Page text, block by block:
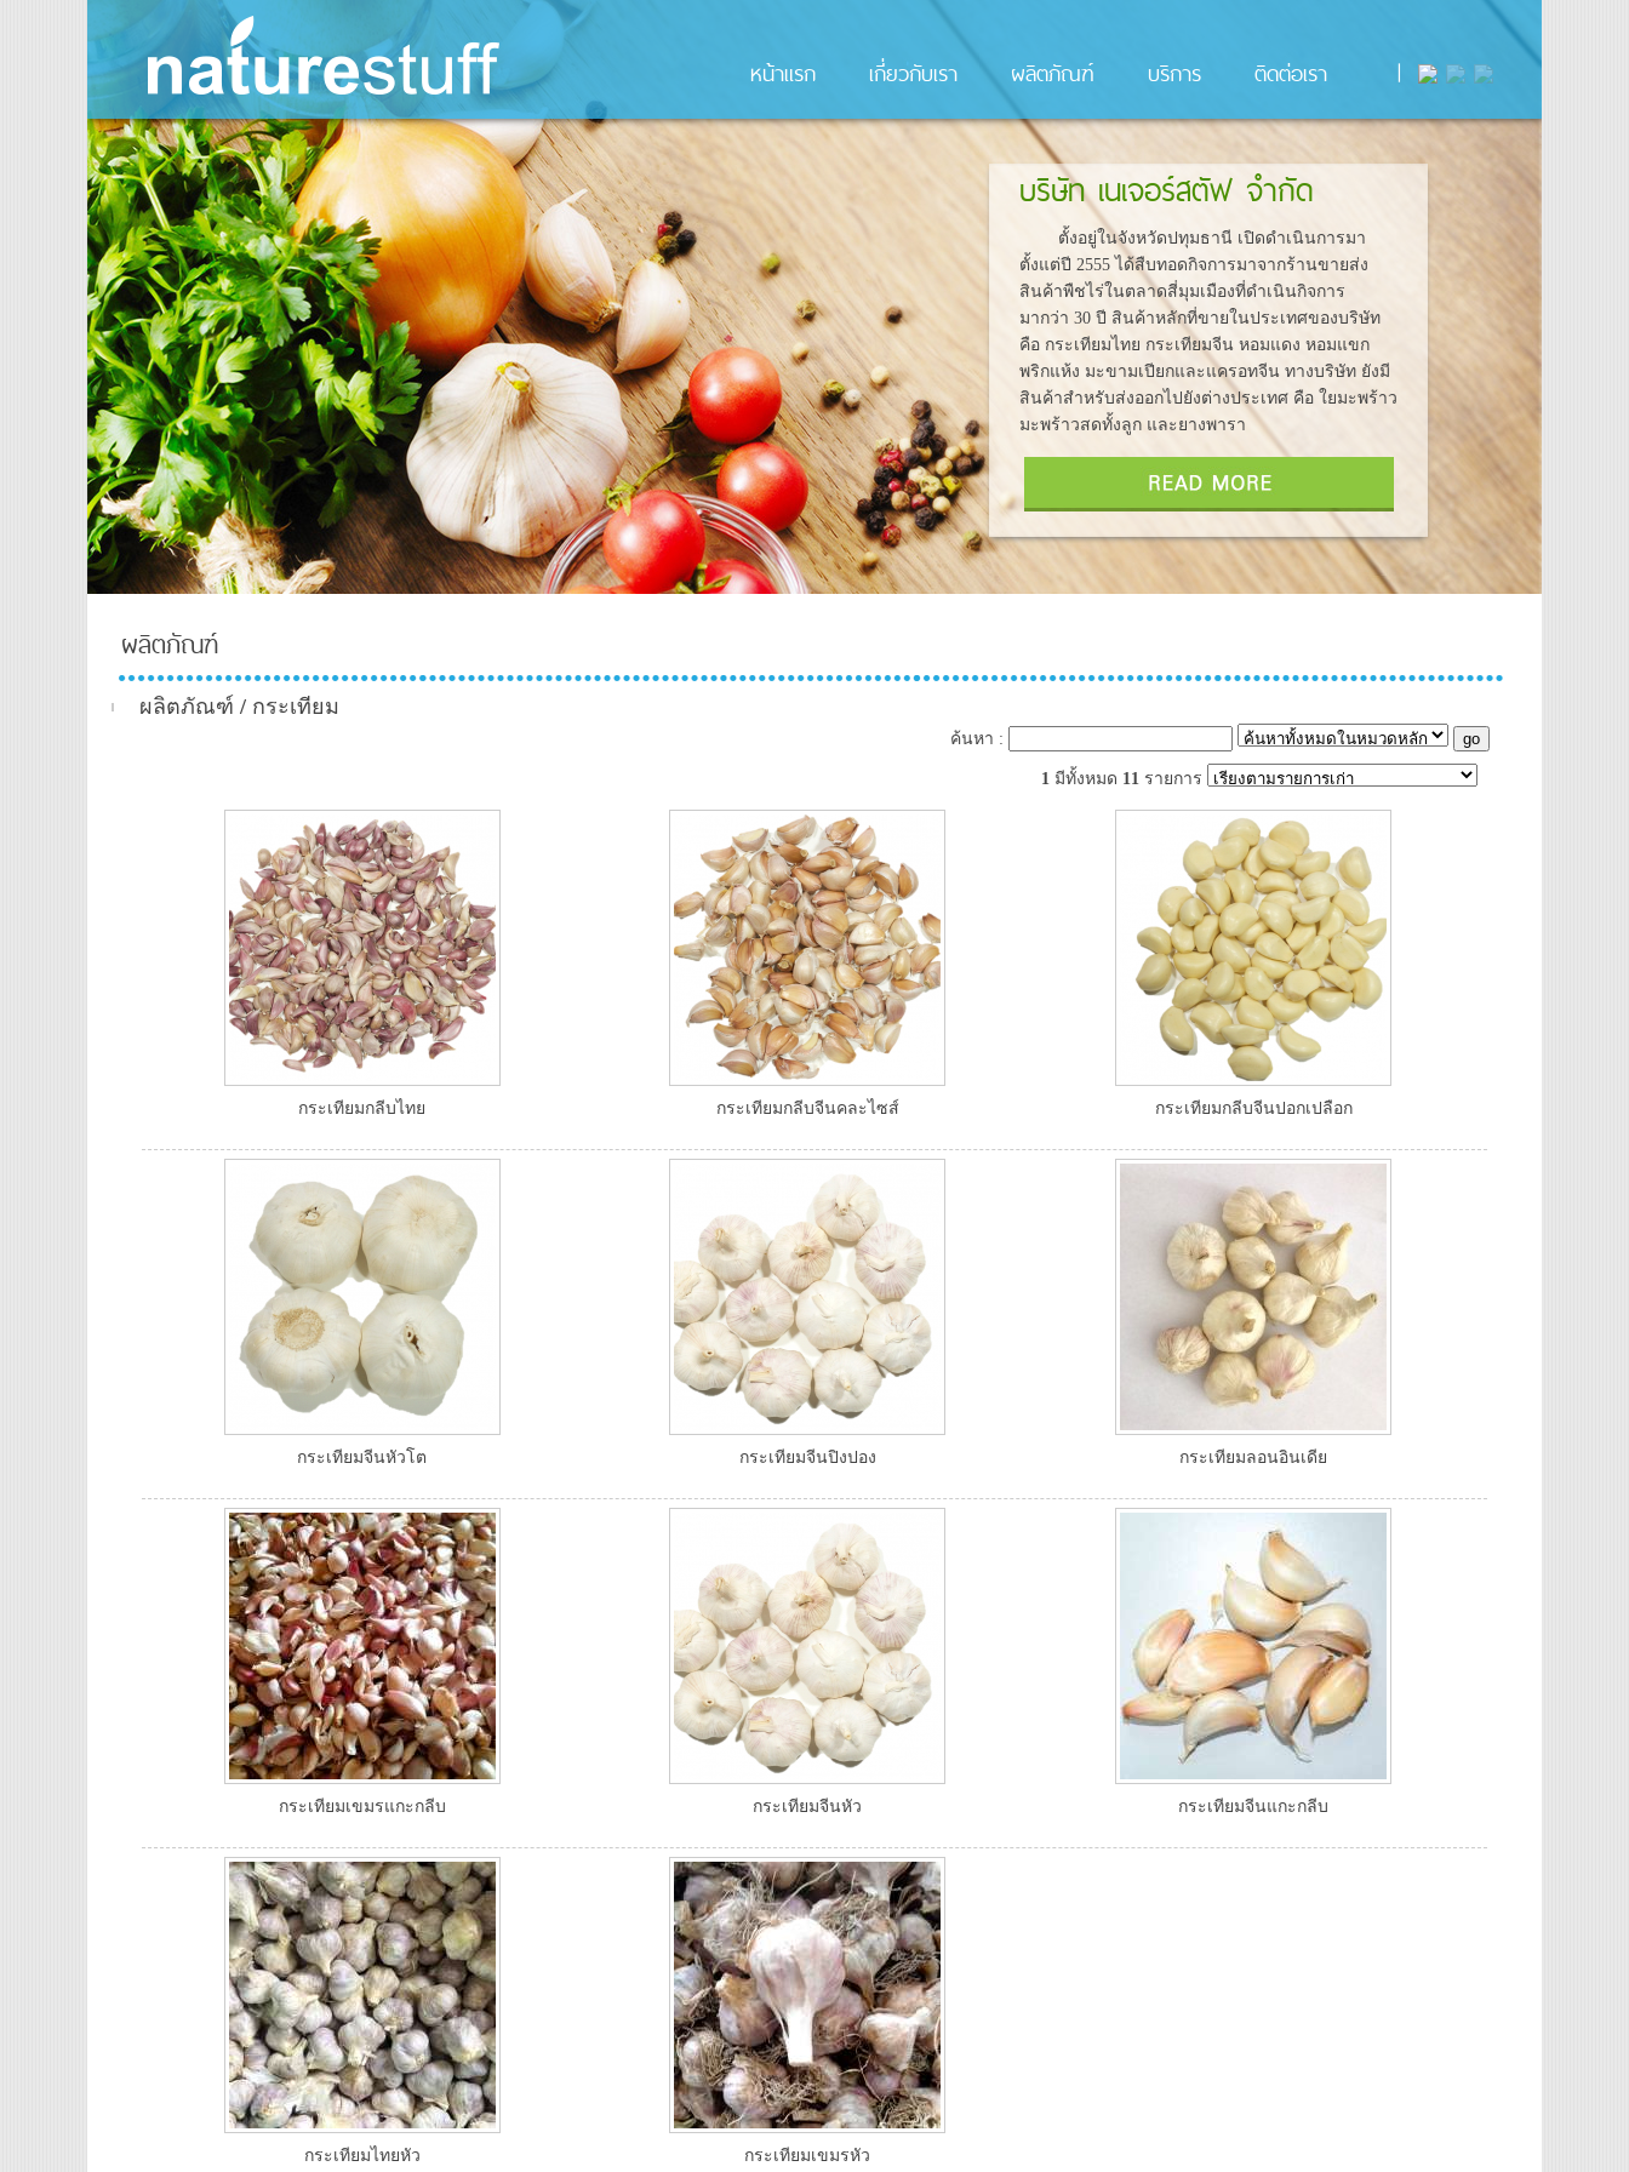
|
หน้าแรก เกี่ยวกับเรา ผลิตภัณฑ์ บริการ ติดต่อเรา
About-
Us-TH
บริษัท เนเจอร์สตัฟ จำกัด
ตั้งอยู่ในจังหวัดปทุมธานี เปิดดำเนินการมา
ตั้งแต่ปี 2555 ได้สืบทอดกิจการมาจากร้านขายส่ง
สินค้าพืชไร่ในตลาดสี่มุมเมืองที่ดำเนินกิจการ
มากว่า 30 ปี สินค้าหลักที่ขายในประเทศของบริษัท
คือ กระเทียมไทย กระเทียมจีน หอมแดง หอมแขก
พริกแห้ง มะขามเปียกและแครอทจีน ทางบริษัท ยังมี
สินค้าสำหรับส่งออกไปยังต่างประเทศ คือ ใยมะพร้าว
มะพร้าวสดทั้งลูก และยางพารา
ผลิตภัณฑ์
ผลิตภัณฑ์ / กระเทียม
ค้นหา :
1 มีทั้งหมด 11 รายการ
กระเทียมกลีบไทย กระเทียมกลีบจีนคละไซส์ กระเทียมกลีบจีนปอกเปลือก
กระเทียมจีนหัวโต กระเทียมจีนปิงปอง กระเทียมลอนอินเดีย
กระเทียมเขมรแกะกลีบ กระเทียมจีนหัว กระเทียมจีนแกะกลีบ
กระเทียมไทยหัว กระเทียมเขมรหัว